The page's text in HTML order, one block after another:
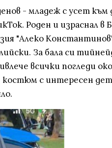
- младеж с усет към
Роден и израснал в
"Алеко
За бала си
всички погледи
костюм с интересен